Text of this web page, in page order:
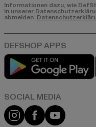
Informationen dazu, wie
in unserer
abmelden.
Instagram
FacebookYouTube